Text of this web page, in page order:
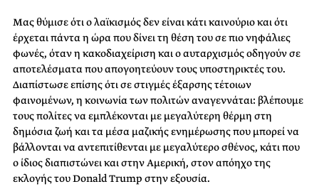
Μας θύμισε ότι ο λαϊκισμός δεν είναι κάτι καινούριο και ότι
έρχεται πάντα η ώρα που δίνει τη θέση του σε πιο νηφάλιες
φωνές, όταν η κακοδιαχείριση και ο αυταρχισμός οδηγούν σε
αποτελέσματα που απογοητεύουν τους υποστηρικτές του.
Διαπίστωσε επίσης ότι σε στιγμές έξαρσης τέτοιων
φαινομένων, η κοινωνία των πολιτών αναγεννάται: βλέπουμε
τους πολίτες να εμπλέκονται με μεγαλύτερη θέρμη στη
δημόσια ζωή και τα μέσα μαζικής ενημέρωσης που μπορεί να
βάλλονται να αντεπιτίθενται με μεγαλύτερο σθένος, κάτι που
ο ίδιος διαπιστώνει και στην Αμερική, στον απόηχο της
εκλογής του Donald Trump στην εξουσία.